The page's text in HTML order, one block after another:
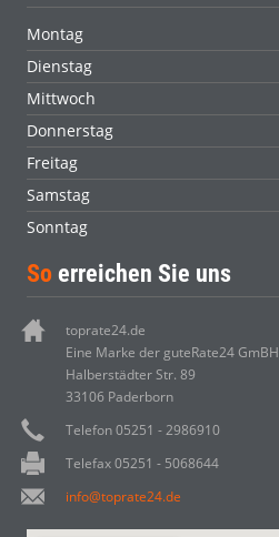
Montag
Dienstag
Mittwoch
Donnerstag
Freitag
Samstag
Sonntag
So erreichen Sie uns
toprate24.de
Eine Marke der guteRate24 GmBH
Halberstädter Str. 89
33106 Paderborn
Telefon 05251 - 2986910
Telefax 05251 - 5068644
info@toprate24.de